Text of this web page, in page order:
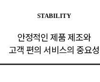
STABILITY
안정적인 제품 제조와
고객 편의 서비스의 중요성